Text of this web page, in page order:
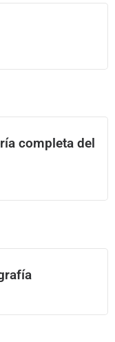
completa del